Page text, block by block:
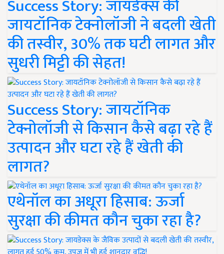
Success Story: जायडेक्स की
जायटॉनिक टेक्नोलॉजी ने बदली खेती
की तस्वीर, 30% तक घटी लागत और
सुधरी मिट्टी की सेहत!
Success Story: जायटॉनिक
टेक्नोलॉजी से किसान कैसे बढ़ा रहे हैं
उत्पादन और घटा रहे हैं खेती की
लागत?
एथेनॉल का अधूरा हिसाब: ऊर्जा
सुरक्षा की कीमत कौन चुका रहा है?